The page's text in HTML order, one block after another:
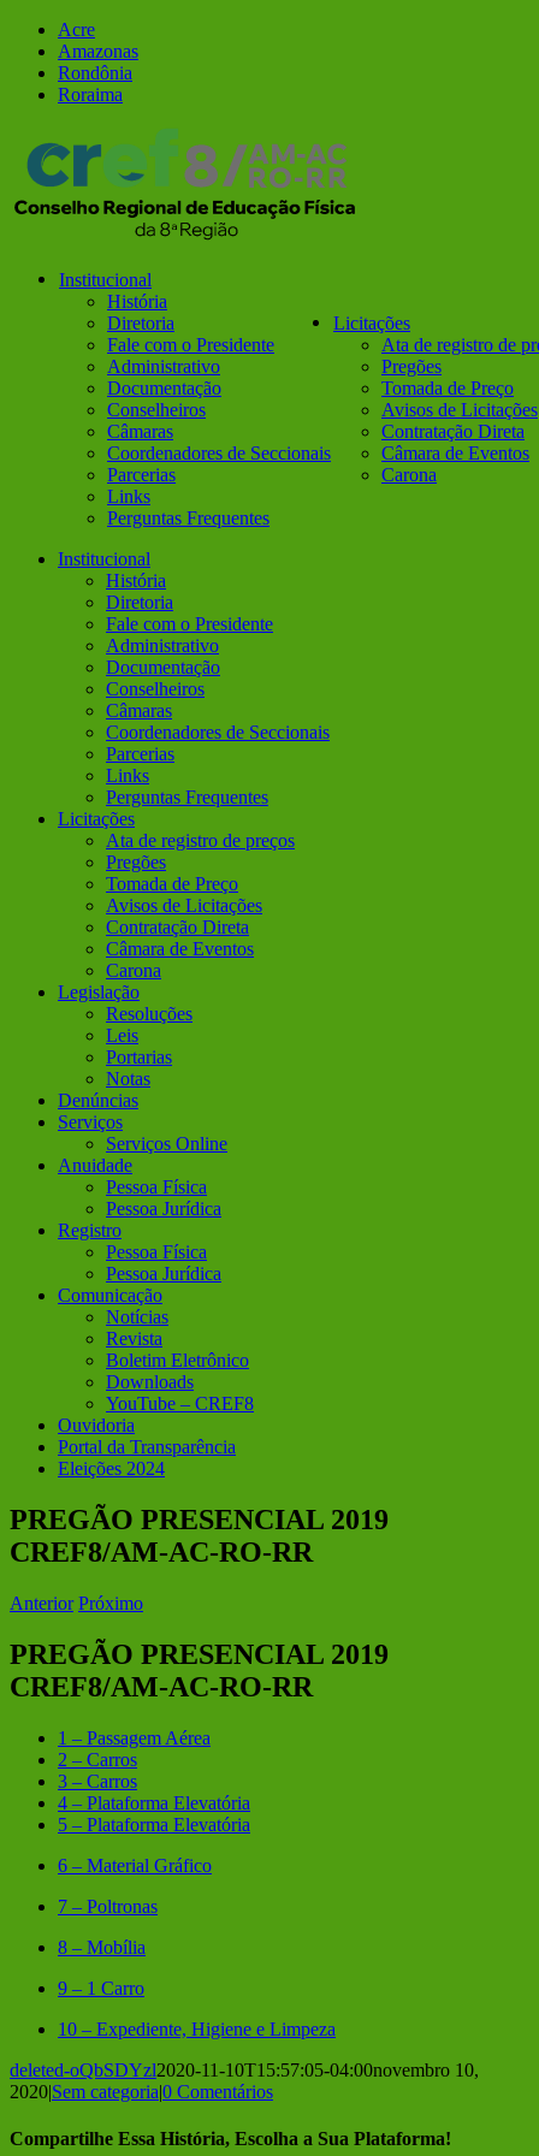
para
conteúdo
Facebook
Instagram
Acre
Amazonas
Rondônia
Roraima
Institucional
História
Diretoria
Fale com o Presidente
Administrativo
Documentação
Conselheiros
Câmaras
Coordenadores de Seccionais
Parcerias
Links
Perguntas Frequentes
Licitações
Ata de registro de
Pregões
Tomada de Preço
Avisos de Licitações
Contratação Direta
Câmara de Eventos
Carona
Institucional
História
Diretoria
Fale com o Presidente
Administrativo
Documentação
Conselheiros
Câmaras
Coordenadores de Seccionais
Parcerias
Links
Perguntas Frequentes
Licitações
Ata de registro de preços
Pregões
Tomada de Preço
Avisos de Licitações
Contratação Direta
Câmara de Eventos
Carona
Legislação
Resoluções
Leis
Portarias
Notas
Denúncias
Serviços
Serviços Online
Anuidade
Pessoa Física
Pessoa Jurídica
Registro
Pessoa Física
Pessoa Jurídica
Comunicação
Notícias
Revista
Boletim Eletrônico
Downloads
YouTube – CREF8
Ouvidoria
Portal da Transparência
Eleições 2024
PREGÃO PRESENCIAL 2019
CREF8/AM-AC-RO-RR
Anterior Próximo
PREGÃO PRESENCIAL 2019
CREF8/AM-AC-RO-RR
1 – Passagem Aérea
2 – Carros
3 – Carros
4 – Plataforma Elevatória
5 – Plataforma Elevatória
6 – Material Gráfico
7 – Poltronas
8 – Mobília
9 – 1 Carro
10 – Expediente, Higiene e Limpeza
deleted-oQbSDYzl2020-11-10T15:57:05-04:00novembro 10,
2020|Sem categoria|0 Comentários
Compartilhe Essa História, Escolha a Sua Plataforma!